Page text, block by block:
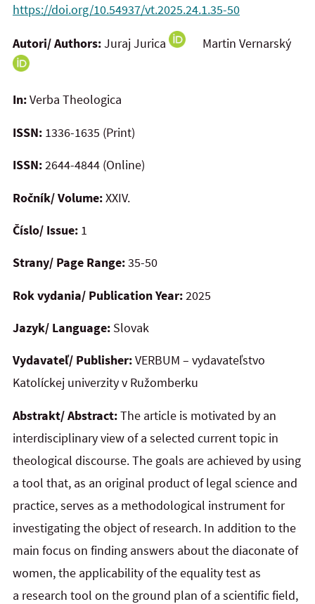
https://doi.org/10.54937/vt.2025.24.1.35-50
Autori/ Authors:Juraj Jurica Martin Vernarský
In:Verba Theologica
ISSN: 1336-1635 (Print)
ISSN:2644-4844 (Online)
Ročník/ Volume:XXIV.
Číslo/ Issue: 1
Strany/ Page Range:35-50
Rok vydania/ Publication Year:2025
Jazyk/ Language: Slovak
Vydavateľ/ Publisher:VERBUM – vydavateľstvo
Katolíckej univerzity v Ružomberku
Abstrakt/ Abstract:The article is motivated by an
interdisciplinary view of a selected current topic in
theological discourse. The goals are achieved by using
a tool that, as an original product of legal science and
practice, serves as a methodological instrument for
investigating the object of research. In addition to the
main focus on finding answers about the diaconate of
women, the applicability of the equality test as
a research tool on the ground plan of a scientific field,